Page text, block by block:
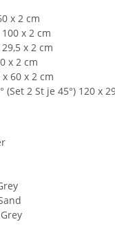
x 2 cm
x 2 cm
x 2 cm
x 2 cm
60 x 2 cm
(Set 2 St je 45°) 120 x